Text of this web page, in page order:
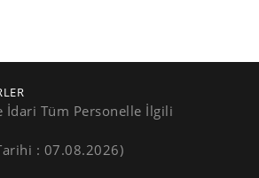
İdari Tüm Personelle İlgili
: 07.08.2026)